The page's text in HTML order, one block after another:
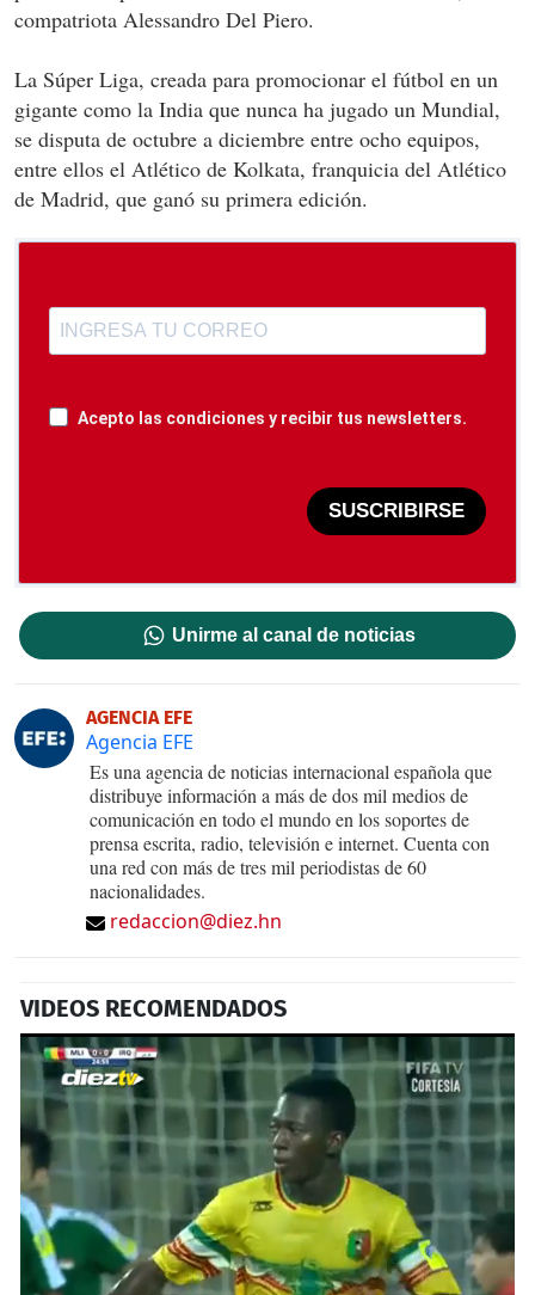
compatriota Alessandro Del Piero.
La Súper Liga, creada para promocionar el fútbol en un
gigante como la India que nunca ha jugado un Mundial,
se disputa de octubre a diciembre entre ocho equipos,
entre ellos el Atlético de Kolkata, franquicia del Atlético
de Madrid, que ganó su primera edición.
Acepto las condiciones y recibir tus newsletters.
SUSCRIBIRSE
Unirme al canal de noticias
AGENCIA EFE
Agencia EFE
Es una agencia de noticias internacional española que
distribuye información a más de dos mil medios de
comunicación en todo el mundo en los soportes de
prensa escrita, radio, televisión e internet. Cuenta con
una red con más de tres mil periodistas de 60
nacionalidades.
redaccion@diez.hn
VIDEOS RECOMENDADOS